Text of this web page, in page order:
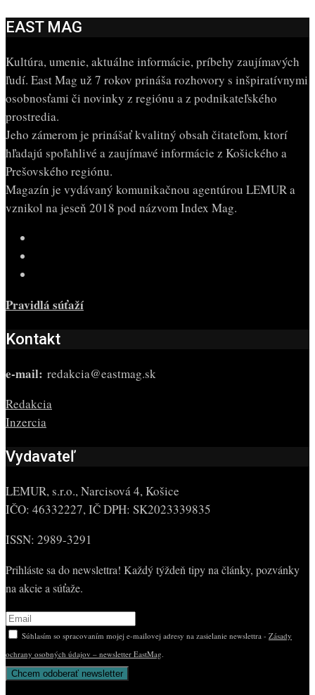
EAST MAG
Kultúra, umenie, aktuálne informácie, príbehy zaujímavých
ľudí. East Mag už 7 rokov prináša rozhovory s inšpiratívnymi
osobnosťami či novinky z regiónu a z podnikateľského
prostredia.
Jeho zámerom je prinášať kvalitný obsah čitateľom, ktorí
hľadajú spoľahlivé a zaujímavé informácie z Košického a
Prešovského regiónu.
Magazín je vydávaný komunikačnou agentúrou LEMUR a
vznikol na jeseň 2018 pod názvom Index Mag.
Pravidlá súťaží
Kontakt
e-mail: redakcia@eastmag.sk
Redakcia
Inzercia
Vydavateľ
LEMUR, s.r.o., Narcisová 4, Košice
IČO: 46332227, IČ DPH: SK2023339835
ISSN: 2989-3291
Prihláste sa do newslettra! Každý týždeň tipy na články, pozvánky
na akcie a súťaže.
Súhlasím so spracovaním mojej e-mailovej adresy na zasielanie newslettra - Zásady
ochrany osobných údajov – newsletter EastMag.